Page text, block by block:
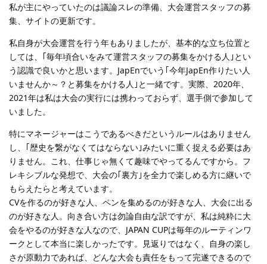
私が主にやっていたのは議論スレの準備、大会運営スタッフの募
集、サイトの更新です。
私自身が大会運営を行う年もありましたが、基本的な立ち位置と
しては、｢毎年頃合いをみて運営スタッフの募集をかける人｣とい
う認識で良いかと思います。JapEnでいう｢今年JapEn作りたい人
いませんか～？と募集をかける人｣と一緒です。実際、2020年、
2021年は私は大会の実行には携わっておらず、選手側で参加して
いました。
特にマネージャーはこうであるべきだというルールはありません
し、｢歴史を繋がなくてはならない｣みたいに重く捉える必要はあ
りません。これ、仕事じゃ無くて趣味でやってるんですから。フ
レキシブルな発想で、大会の｢裏方｣を全力で楽しめる方に継いで
もらえたらと考えています。
CVを作るのが好きな人、ペンを集めるのが好きな人、大会に出る
のが好きな人。向き合い方は勿論自由な訳ですが、私は純粋に大
会をやるのが好きな人なので、JAPAN CUPは毎年のルーティンワ
ークとして本当に楽しかったです。見返りではなく、自身の楽し
さが原動力であれば、どんな大会も責任をもって完遂できるので